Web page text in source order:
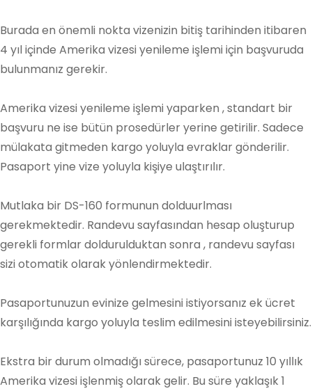
Burada en önemli nokta vizenizin bitiş tarihinden itibaren
4 yıl içinde Amerika vizesi yenileme işlemi için başvuruda
bulunmanız gerekir.
Amerika vizesi yenileme işlemi yaparken , standart bir
başvuru ne ise bütün prosedürler yerine getirilir. Sadece
mülakata gitmeden kargo yoluyla evraklar gönderilir.
Pasaport yine vize yoluyla kişiye ulaştırılır.
Mutlaka bir DS-160 formunun dolduurlması
gerekmektedir. Randevu sayfasından hesap oluşturup
gerekli formlar doldurulduktan sonra , randevu sayfası
sizi otomatik olarak yönlendirmektedir.
Pasaportunuzun evinize gelmesini istiyorsanız ek ücret
karşılığında kargo yoluyla teslim edilmesini isteyebilirsiniz.
Ekstra bir durum olmadığı sürece, pasaportunuz 10 yıllık
Amerika vizesi işlenmiş olarak gelir. Bu süre yaklaşık 1